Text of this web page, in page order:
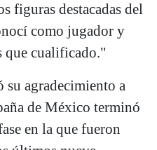
figuras destacadas del
como jugador y
que cualificado."
su agradecimiento a
de México terminó
en la que fueron